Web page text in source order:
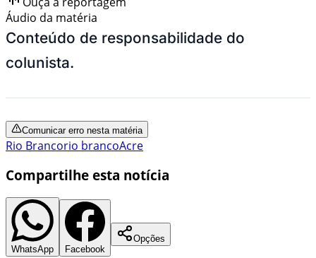
Áudio da matéria
Conteúdo de responsabilidade do
colunista.
Comunicar erro nesta matéria
Rio Brancorio brancoAcre
Compartilhe esta notícia
WhatsApp Facebook
Opções